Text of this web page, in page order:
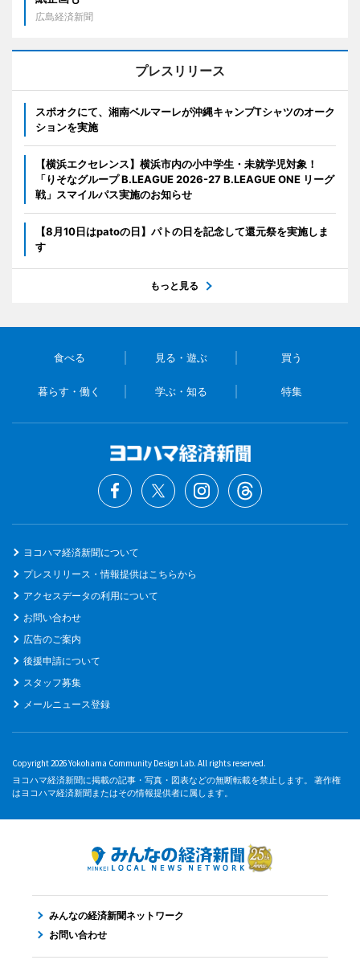
広島経済新聞
プレスリリース
スポオクにて、湘南ベルマーレが沖縄キャンプTシャツのオーク
ションを実施
【横浜エクセレンス】横浜市内の小中学生・未就学児対象！
「りそなグループ B.LEAGUE 2026-27 B.LEAGUE ONE リーグ
戦」スマイルパス実施のお知らせ
【8月10日はpatoの日】パトの日を記念して還元祭を実施しま
す
もっと見る
食べる 見る・遊ぶ 買う
暮らす・働く 学ぶ・知る 特集
ヨコハマ経済新聞について
プレスリリース・情報提供はこちらから
アクセスデータの利用について
お問い合わせ
広告のご案内
後援申請について
スタッフ募集
メールニュース登録
Copyright 2026 Yokohama Community Design Lab. All rights reserved.
ヨコハマ経済新聞に掲載の記事・写真・図表などの無断転載を禁止します。 著作権
はヨコハマ経済新聞またはその情報提供者に属します。
みんなの経済新聞ネットワーク
お問い合わせ